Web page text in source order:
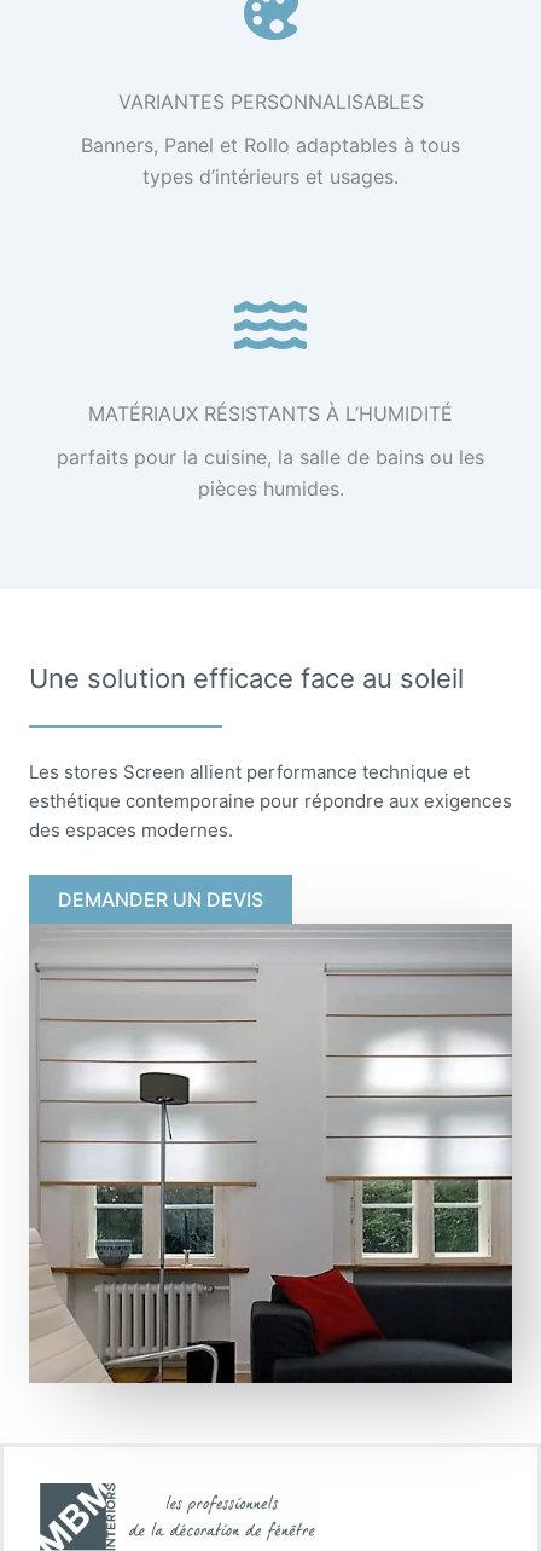
VARIANTES PERSONNALISABLES
Banners, Panel et Rollo adaptables à tous
types d’intérieurs et usages.
MATÉRIAUX RÉSISTANTS À L’HUMIDITÉ
parfaits pour la cuisine, la salle de bains ou les
pièces humides.
Une solution efficace face au soleil
Les stores Screen allient performance technique et
esthétique contemporaine pour répondre aux exigences
des espaces modernes.
DEMANDER UN DEVIS